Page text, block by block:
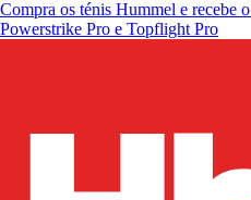
Compra os ténis Hummel e recebe o
Powerstrike Pro e Topflight Pro